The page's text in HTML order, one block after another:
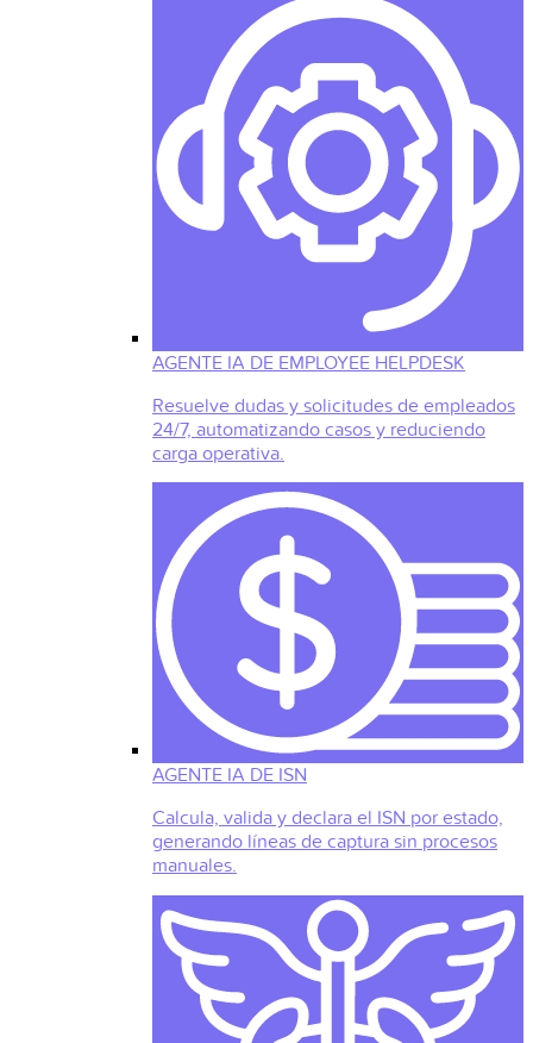
AGENTE IA DE EMPLOYEE HELPDESK
Resuelve dudas y solicitudes de empleados
24/7, automatizando casos y reduciendo
carga operativa.
AGENTE IA DE ISN
Calcula, valida y declara el ISN por estado,
generando líneas de captura sin procesos
manuales.